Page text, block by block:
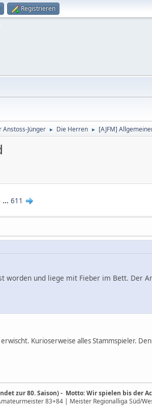
Registrieren
Anstoss-Jünger ► Die Herren ► [AJFM]
... 611
worden und liege mit Fieber im Bett. Der
Kurioserweise alles Stammspieler.
zur 80. Saison) - Motto: Wir spielen bis der
83+84 | Meister Regionalliga Süd/